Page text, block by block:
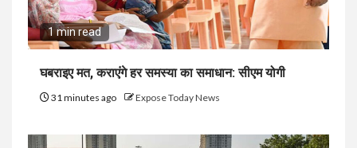
1 min read
घबराइए मत, कराएंगे हर समस्या का समाधान: सीएम योगी
31 minutes ago Expose Today News